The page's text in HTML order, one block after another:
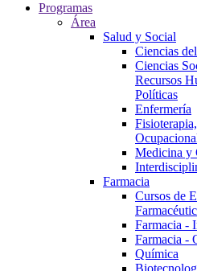
Programas
Área
Salud y Social
Ciencias
Ciencias
Recursos
Políticas
Enfermería
Medicina y
Farmacia
Cursos de
Farmacia -
Farmacia -
Química